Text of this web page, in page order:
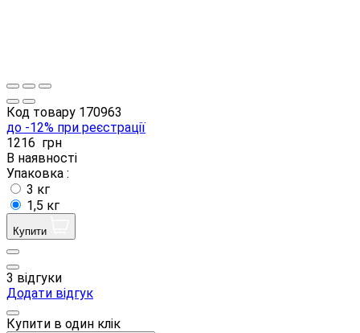
Код товару 170963
до -12% при реєстрації
1216 грн
В наявності
Упаковка :
3 кг
1,5 кг
Купити
3 відгуки
Додати відгук
Купити в один клік